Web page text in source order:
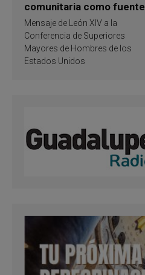
comunitaria como fuente
de inspiración y
santificación
Mensaje de León XIV a la
Conferencia de Superiores
Mayores de Hombres de los
Estados Unidos